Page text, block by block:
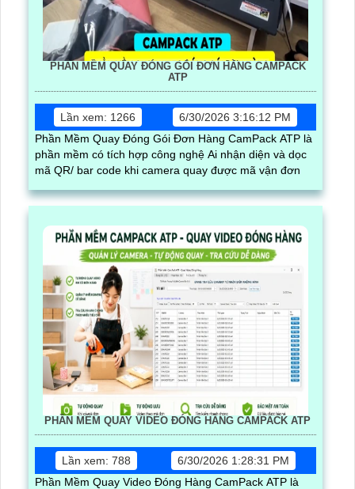
PHẦN MỀM QUAY ĐÓNG GÓI ĐƠN HÀNG CAMPACK
ATP
Lần xem: 1266
6/30/2026 3:16:12 PM
Phần Mềm Quay Đóng Gói Đơn Hàng CamPack ATP là
phần mềm có tích hợp công nghệ Ai nhận diện và dọc
mã QR/ bar code khi camera quay được mã vận đơn
PHẦN MỀM QUAY VIDEO ĐÓNG HÀNG CAMPACK ATP
Lần xem: 788
6/30/2026 1:28:31 PM
Phần Mềm Quay Video Đóng Hàng CamPack ATP là